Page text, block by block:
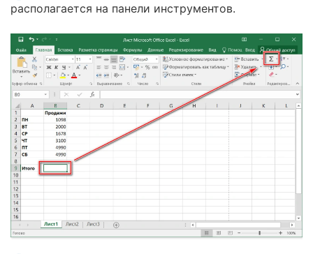
располагается на панели инструментов.